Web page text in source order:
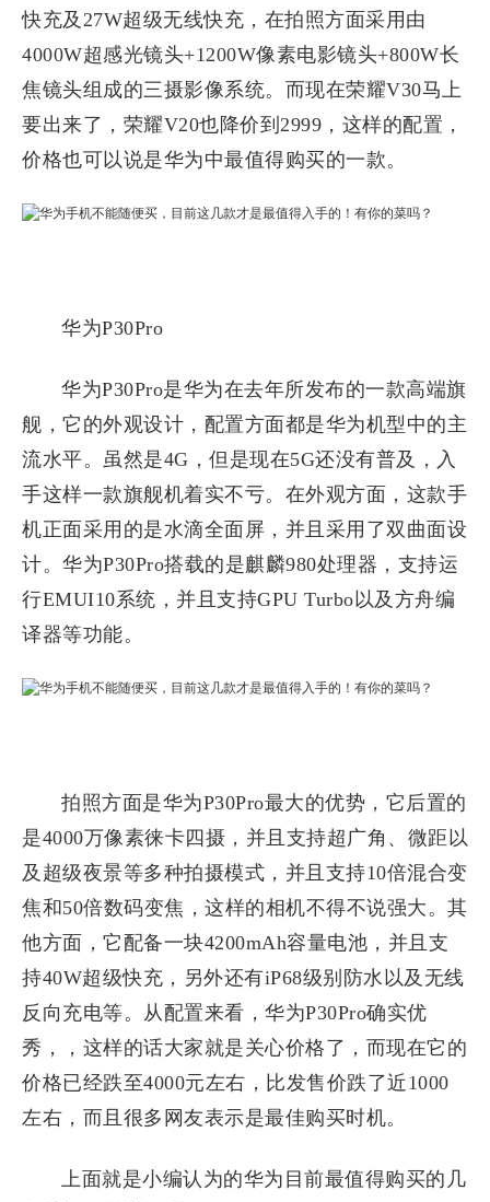
快充及27W超级无线快充，在拍照方面采用由
4000W超感光镜头+1200W像素电影镜头+800W长
焦镜头组成的三摄影像系统。而现在荣耀V30马上
要出来了，荣耀V20也降价到2999，这样的配置，
价格也可以说是华为中最值得购买的一款。
华为P30Pro
华为P30Pro是华为在去年所发布的一款高端旗
舰，它的外观设计，配置方面都是华为机型中的主
流水平。虽然是4G，但是现在5G还没有普及，入
手这样一款旗舰机着实不亏。在外观方面，这款手
机正面采用的是水滴全面屏，并且采用了双曲面设
计。华为P30Pro搭载的是麒麟980处理器，支持运
行EMUI10系统，并且支持GPU Turbo以及方舟编
译器等功能。
拍照方面是华为P30Pro最大的优势，它后置的
是4000万像素徕卡四摄，并且支持超广角、微距以
及超级夜景等多种拍摄模式，并且支持10倍混合变
焦和50倍数码变焦，这样的相机不得不说强大。其
他方面，它配备一块4200mAh容量电池，并且支
持40W超级快充，另外还有iP68级别防水以及无线
反向充电等。从配置来看，华为P30Pro确实优
秀，，这样的话大家就是关心价格了，而现在它的
价格已经跌至4000元左右，比发售价跌了近1000
左右，而且很多网友表示是最佳购买时机。
上面就是小编认为的华为目前最值得购买的几